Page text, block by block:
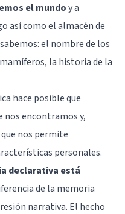
el mundoy a
así como el almacén de
el nombre de los
la historia de la
hace posible que
nos encontramos y,
nos permite
personales.
declarativa está
de la memoria
narrativa. El hecho